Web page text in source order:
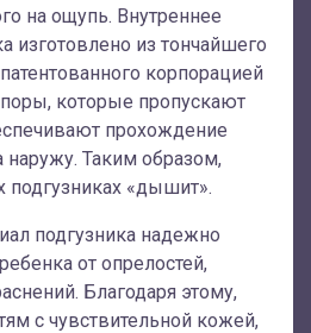
на ощупь. Внутреннее
изготовлено из тончайшего
корпорацией
которые пропускают
прохождение
наружу. Таким образом,
«дышит».
подгузника надежно
от опрелостей,
Благодаря этому,
с чувствительной кожей,